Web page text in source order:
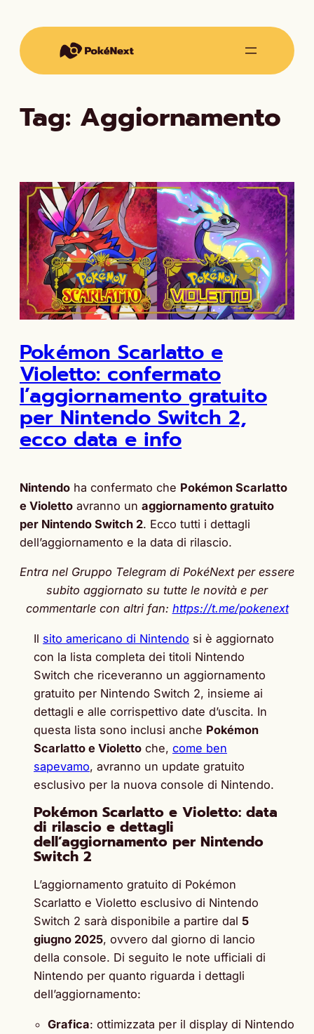
contenuto
Tag: Aggiornamento
Pokémon Scarlatto e
Violetto: confermato
l’aggiornamento gratuito
per Nintendo Switch 2,
ecco data e info
Nintendo ha confermato che Pokémon Scarlatto
e Violetto avranno un aggiornamento gratuito
per Nintendo Switch 2. Ecco tutti i dettagli
dell’aggiornamento e la data di rilascio.
Entra nel Gruppo Telegram di PokéNext per essere
subito aggiornato su tutte le novità e per
commentarle con altri fan: https://t.me/pokenext
Il sito americano di Nintendo si è aggiornato
con la lista completa dei titoli Nintendo
Switch che riceveranno un aggiornamento
gratuito per Nintendo Switch 2, insieme ai
dettagli e alle corrispettivo date d’uscita. In
questa lista sono inclusi anche Pokémon
Scarlatto e Violetto che, come ben
sapevamo, avranno un update gratuito
esclusivo per la nuova console di Nintendo.
Pokémon Scarlatto e Violetto: data
di rilascio e dettagli
dell’aggiornamento per Nintendo
Switch 2
L’aggiornamento gratuito di Pokémon
Scarlatto e Violetto esclusivo di Nintendo
Switch 2 sarà disponibile a partire dal 5
giugno 2025, ovvero dal giorno di lancio
della console. Di seguito le note ufficiali di
Nintendo per quanto riguarda i dettagli
dell’aggiornamento:
Grafica: ottimizzata per il display di Nintendo